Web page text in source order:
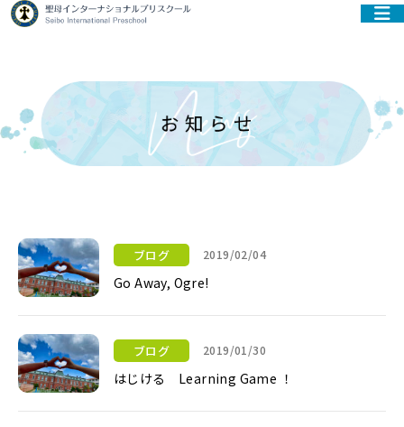
ブログ 2019/02/04
Go Away, Ogre!
ブログ 2019/01/30
はじける Learning Game ！